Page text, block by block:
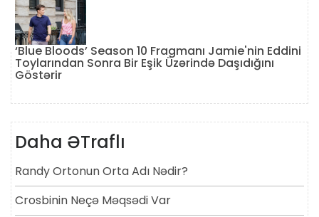
‘Blue Bloods’ Season 10 Fragmanı Jamie'nin Eddini
Toylarından Sonra Bir Eşik Üzərində Daşıdığını
Göstərir
Daha ƏTraflı
Randy Ortonun Orta Adı Nədir?
Crosbinin Neçə Məqsədi Var